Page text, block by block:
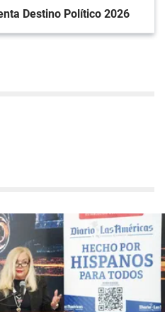
Destino Político 2026